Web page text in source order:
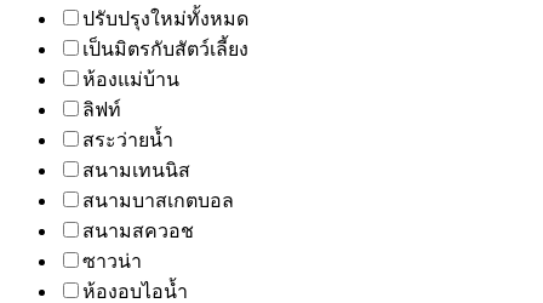
ปรับปรุงใหม่ทั้งหมด
เป็นมิตรกับสัตว์เลี้ยง
ห้องแม่บ้าน
ลิฟท์
สระว่ายน้ำ
สนามเทนนิส
สนามบาสเกตบอล
สนามสควอช
ซาวน่า
ห้องอบไอน้ำ